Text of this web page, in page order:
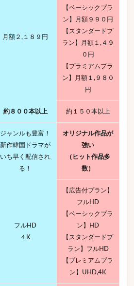
月額２,１８９円
【ベーシックプラ
ン】月額９９０円
【スタンダードプ
ラン】月額１,４９
０円
【プラミアムプラ
ン】月額１,９８０
円
約８００本以上 約１５０本以上
ジャンルも豊富！
新作韓国ドラマが
いち早く配信され
る！
オリジナル作品が
強い
（ヒット作品多
数）
フルHD
４K
【広告付プラン】
フルHD
【ベーシックプラ
ン】HD
【スタンダードプ
ラン】フルHD
【プレミアムプラ
ン】UHD,4K